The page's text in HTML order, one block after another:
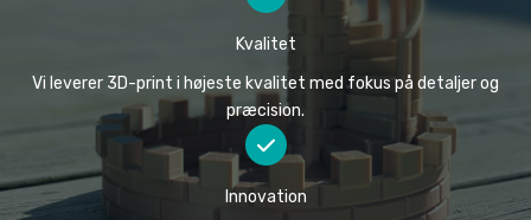
Kvalitet
Vi leverer 3D-print i højeste kvalitet med fokus på detaljer og
præcision.
Innovation